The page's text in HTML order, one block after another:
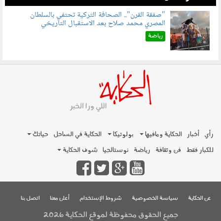
070801.jpg
"صفقة القرن".. الصحافة التركية تحتفي بالسلطان
المصري محمد صلاح بعد الاستقبال التاريخي
رياضة
رأي أخبار الحكاية ومافيها بولوتيكا الحكاية في الساحل
حياتك
للكبار فقط فن وثقافة رياضة نوستالجيا شوف الحكاية
عن الحكاية سياسة الخصوصية شروط الإستخدام أعلن معنا اتصل بنا
جميع الحقوق محفوظة لموقع الحكاية 2026